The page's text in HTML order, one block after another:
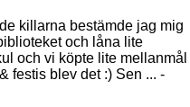
killarna bestämde jag mig
och låna lite
och vi köpte lite mellanmål
festis blev det :) Sen ... -